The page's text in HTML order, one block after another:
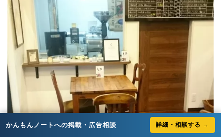
かんもんノートへの掲載・広告相談 詳細・相談する →